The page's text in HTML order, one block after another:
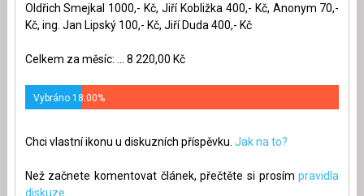
Oldřich Smejkal 1000,- Kč, Jiří Kobližka 400,- Kč, Anonym 70,-
Kč, ing. Jan Lipský 100,- Kč, Jiří Duda 400,- Kč
Celkem za měsíc: ... 8 220,00 Kč
Vybráno 18.00%
Chci vlastní ikonu u diskuzních příspěvku. Jak na to?
Než začnete komentovat článek, přečtěte si prosímpravidla
diskuze.